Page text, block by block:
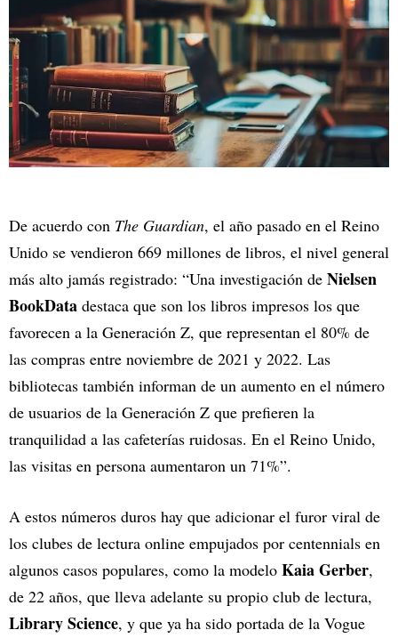
De acuerdo con The Guardian, el año pasado en el Reino
Unido se vendieron 669 millones de libros, el nivel general
más alto jamás registrado: “Una investigación de Nielsen
BookData destaca que son los libros impresos los que
favorecen a la Generación Z, que representan el 80% de
las compras entre noviembre de 2021 y 2022. Las
bibliotecas también informan de un aumento en el número
de usuarios de la Generación Z que prefieren la
tranquilidad a las cafeterías ruidosas. En el Reino Unido,
las visitas en persona aumentaron un 71%”.
A estos números duros hay que adicionar el furor viral de
los clubes de lectura online empujados por centennials en
algunos casos populares, como la modelo Kaia Gerber,
de 22 años, que lleva adelante su propio club de lectura,
Library Science, y que ya ha sido portada de la Vogue